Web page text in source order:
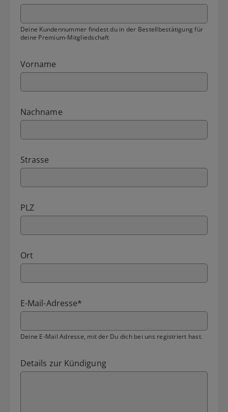
Deine Kundennummer findest du in der Bestellbestätigung für
deine Premium-Mitgliedschaft
Vorname
Nachname
Strasse
PLZ
Ort
E-Mail-Adresse*
Deine E-Mail Adresse, mit der Du dich bei uns registriert hast.
Details zur Kündigung